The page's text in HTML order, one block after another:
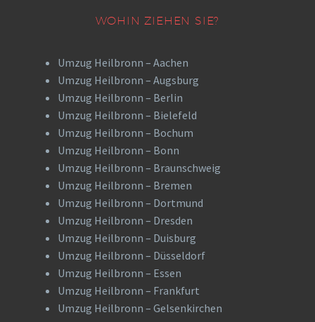
WOHIN ZIEHEN SIE?
Umzug Heilbronn – Aachen
Umzug Heilbronn – Augsburg
Umzug Heilbronn – Berlin
Umzug Heilbronn – Bielefeld
Umzug Heilbronn – Bochum
Umzug Heilbronn – Bonn
Umzug Heilbronn – Braunschweig
Umzug Heilbronn – Bremen
Umzug Heilbronn – Dortmund
Umzug Heilbronn – Dresden
Umzug Heilbronn – Duisburg
Umzug Heilbronn – Düsseldorf
Umzug Heilbronn – Essen
Umzug Heilbronn – Frankfurt
Umzug Heilbronn – Gelsenkirchen